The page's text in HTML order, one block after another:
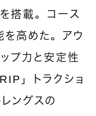
搭載。コース
高めた。アウ
プ力と安定性
」トラクショ
ングスの